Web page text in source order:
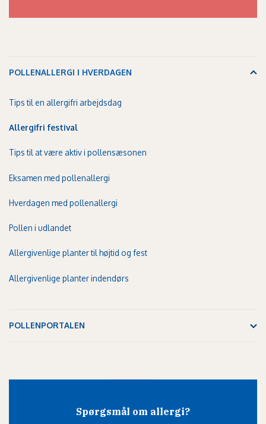
POLLENALLERGI I HVERDAGEN
Tips til en allergifri arbejdsdag
Allergifri festival
Tips til at være aktiv i pollensæsonen
Eksamen med pollenallergi
Hverdagen med pollenallergi
Pollen i udlandet
Allergivenlige planter til højtid og fest
Allergivenlige planter indendørs
POLLENPORTALEN
Spørgsmål om allergi?